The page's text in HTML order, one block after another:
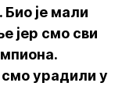
је мали
јер смо сви
смо урадили у